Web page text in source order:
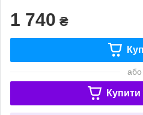
1 740 ₴
або
Купити